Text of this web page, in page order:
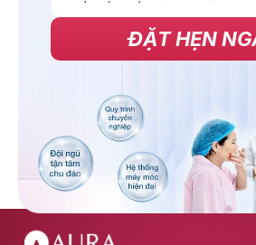
ĐẶT HẸN